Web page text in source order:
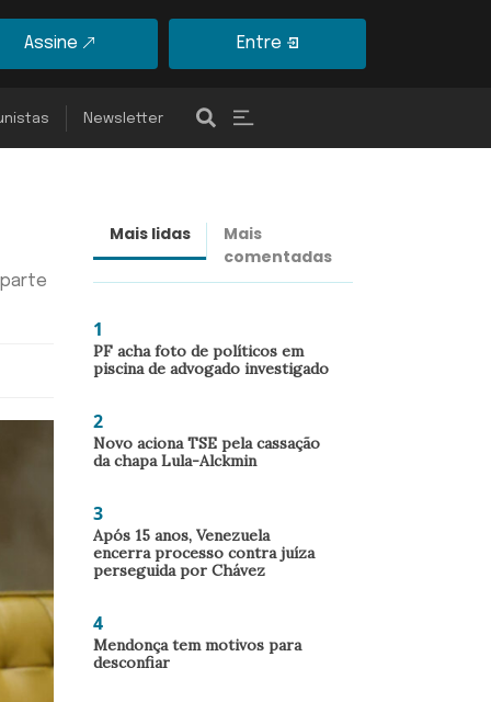
Assine Entre
Newsletter
Mais lidas
Mais
comentadas
1
PF acha foto de políticos em
piscina de advogado investigado
2
Novo aciona TSE pela cassação
da chapa Lula-Alckmin
3
Após 15 anos, Venezuela
encerra processo contra juíza
perseguida por Chávez
4
Mendonça tem motivos para
desconfiar